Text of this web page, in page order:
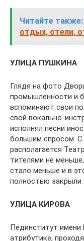
Читайте также:
отдых, отели,
УЛИЦА ПУШКИНА
Глядя на фото
промышленности и
вспоминают свои
свой вокально-
исполнял песни
большим спросом. С
располага­ется
тителями не
стало меньше и в
полностью закрыли
УЛИЦА КИРОВА
Пединститут имени
атрибутике,